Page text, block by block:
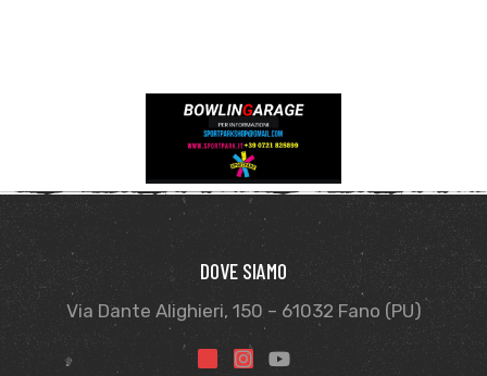
DOVE SIAMO
Via Dante Alighieri, 150 – 61032 Fano (PU)